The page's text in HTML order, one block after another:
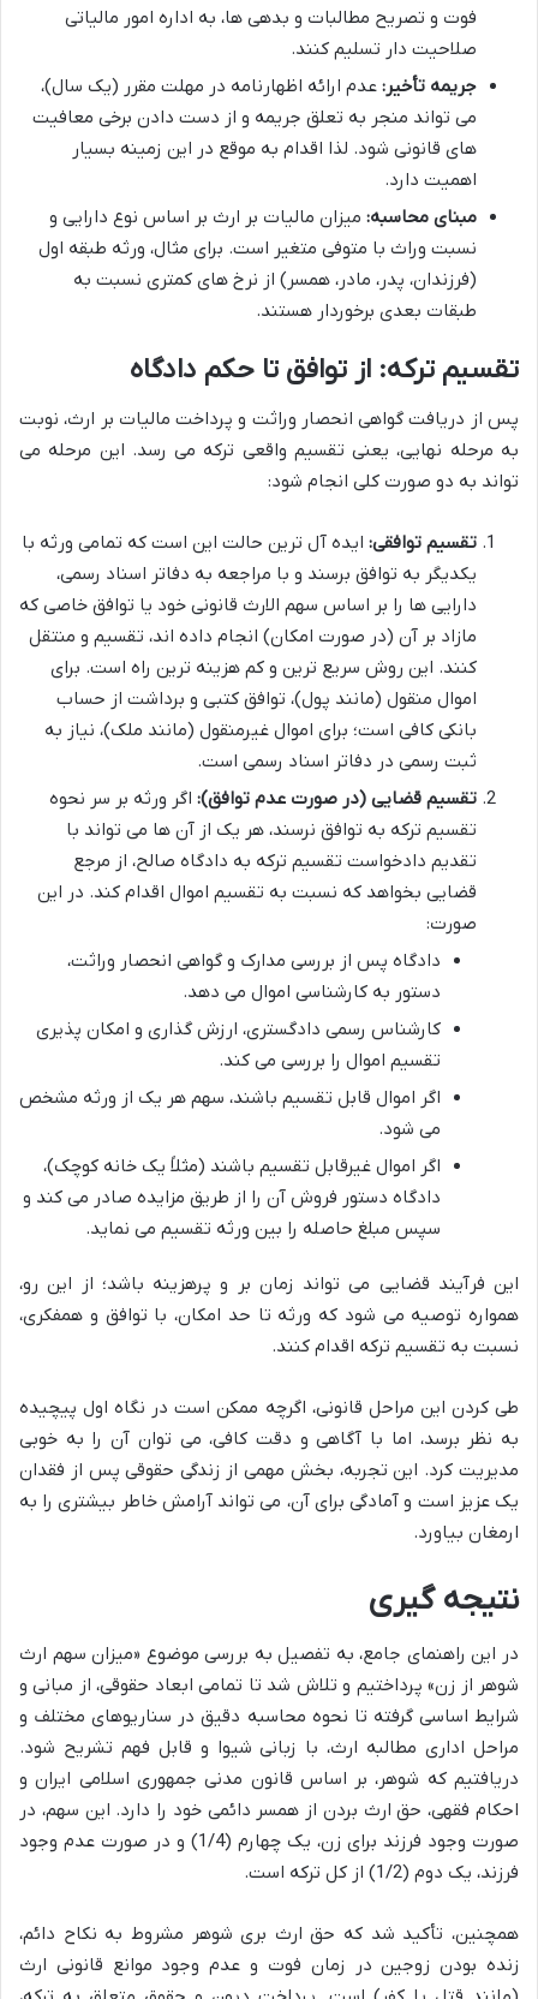
فوت و تصریح مطالبات و بدهی ها، به اداره امور مالیاتی
صلاحیت دار تسلیم کنند.
جریمه تأخیر: عدم ارائه اظهارنامه در مهلت مقرر (یک سال)،
می تواند منجر به تعلق جریمه و از دست دادن برخی معافیت
های قانونی شود. لذا اقدام به موقع در این زمینه بسیار
اهمیت دارد.
مبنای محاسبه: میزان مالیات بر ارث بر اساس نوع دارایی و
نسبت وراث با متوفی متغیر است. برای مثال، ورثه طبقه اول
(فرزندان، پدر، مادر، همسر) از نرخ های کمتری نسبت به
طبقات بعدی برخوردار هستند.
تقسیم ترکه: از توافق تا حکم دادگاه
پس از دریافت گواهی انحصار وراثت و پرداخت مالیات بر ارث، نوبت
به مرحله نهایی، یعنی تقسیم واقعی ترکه می رسد. این مرحله می
تواند به دو صورت کلی انجام شود:
تقسیم توافقی: ایده آل ترین حالت این است که تمامی ورثه با
یکدیگر به توافق برسند و با مراجعه به دفاتر اسناد رسمی،
دارایی ها را بر اساس سهم الارث قانونی خود یا توافق خاصی که
مازاد بر آن (در صورت امکان) انجام داده اند، تقسیم و منتقل
کنند. این روش سریع ترین و کم هزینه ترین راه است. برای
اموال منقول (مانند پول)، توافق کتبی و برداشت از حساب
بانکی کافی است؛ برای اموال غیرمنقول (مانند ملک)، نیاز به
ثبت رسمی در دفاتر اسناد رسمی است.
تقسیم قضایی (در صورت عدم توافق): اگر ورثه بر سر نحوه
تقسیم ترکه به توافق نرسند، هر یک از آن ها می تواند با
تقدیم دادخواست تقسیم ترکه به دادگاه صالح، از مرجع
قضایی بخواهد که نسبت به تقسیم اموال اقدام کند. در این
صورت:
دادگاه پس از بررسی مدارک و گواهی انحصار وراثت،
دستور به کارشناسی اموال می دهد.
کارشناس رسمی دادگستری، ارزش گذاری و امکان پذیری
تقسیم اموال را بررسی می کند.
اگر اموال قابل تقسیم باشند، سهم هر یک از ورثه مشخص
می شود.
اگر اموال غیرقابل تقسیم باشند (مثلاً یک خانه کوچک)،
دادگاه دستور فروش آن را از طریق مزایده صادر می کند و
سپس مبلغ حاصله را بین ورثه تقسیم می نماید.
این فرآیند قضایی می تواند زمان بر و پرهزینه باشد؛ از این رو،
همواره توصیه می شود که ورثه تا حد امکان، با توافق و همفکری،
نسبت به تقسیم ترکه اقدام کنند.
طی کردن این مراحل قانونی، اگرچه ممکن است در نگاه اول پیچیده
به نظر برسد، اما با آگاهی و دقت کافی، می توان آن را به خوبی
مدیریت کرد. این تجربه، بخش مهمی از زندگی حقوقی پس از فقدان
یک عزیز است و آمادگی برای آن، می تواند آرامش خاطر بیشتری را به
ارمغان بیاورد.
نتیجه گیری
در این راهنمای جامع، به تفصیل به بررسی موضوع «میزان سهم ارث
شوهر از زن» پرداختیم و تلاش شد تا تمامی ابعاد حقوقی، از مبانی و
شرایط اساسی گرفته تا نحوه محاسبه دقیق در سناریوهای مختلف و
مراحل اداری مطالبه ارث، با زبانی شیوا و قابل فهم تشریح شود.
دریافتیم که شوهر، بر اساس قانون مدنی جمهوری اسلامی ایران و
احکام فقهی، حق ارث بردن از همسر دائمی خود را دارد. این سهم، در
صورت وجود فرزند برای زن، یک چهارم (1/4) و در صورت عدم وجود
فرزند، یک دوم (1/2) از کل ترکه است.
همچنین، تأکید شد که حق ارث بری شوهر مشروط به نکاح دائم،
زنده بودن زوجین در زمان فوت و عدم وجود موانع قانونی ارث